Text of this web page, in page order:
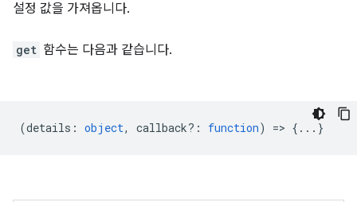
설정 값을 가져옵니다.
get 함수는 다음과 같습니다.
(details : object, callback? : function) => {...}